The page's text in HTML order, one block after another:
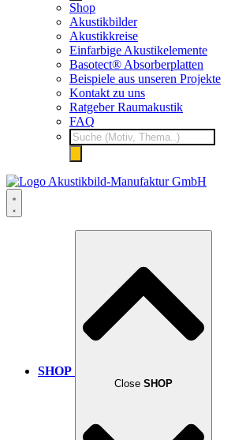
Shop
Akustikbilder
Akustikkreise
Einfarbige Akustikelemente
Basotect® Absorberplatten
Beispiele aus unseren Projekte
Kontakt zu uns
Ratgeber Raumakustik
FAQ
Products
search
SHOP
Close SHOP